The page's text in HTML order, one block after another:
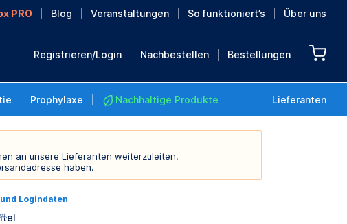
PRO Blog Veranstaltungen So funktioniert’s Über uns
Registrieren/Login Nachbestellen Bestellungen
Prophylaxe Nachhaltige Produkte Lieferanten
an unsere Lieferanten weiterzuleiten.
haben.
Logindaten